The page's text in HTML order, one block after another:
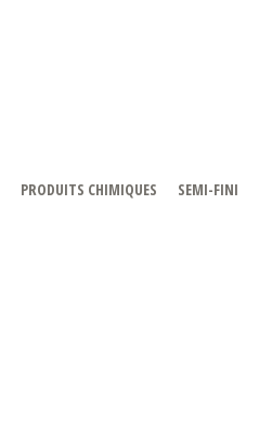
PRODUITS CHIMIQUES SEMI-FINI